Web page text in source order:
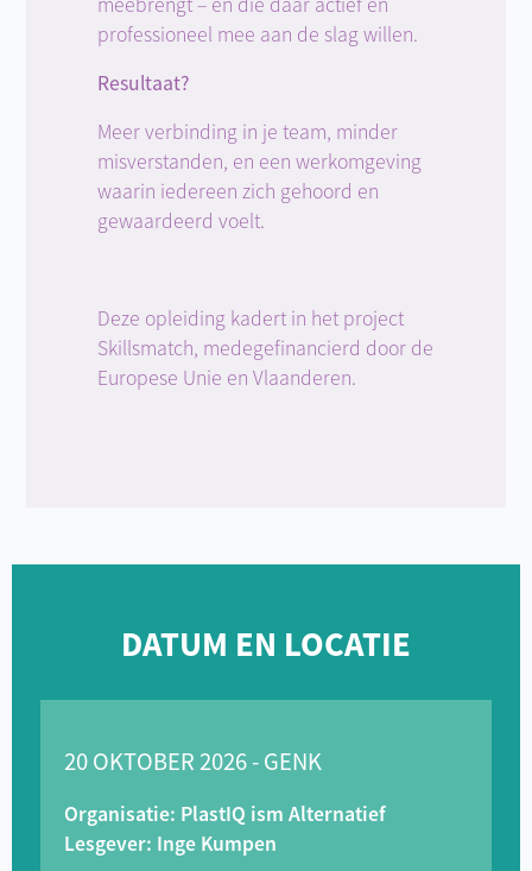
professioneel mee aan de slag willen.
Resultaat?
Meer verbinding in je team, minder
misverstanden, en een werkomgeving
waarin iedereen zich gehoord en
gewaardeerd voelt.
Deze opleiding kadert in het project
Skillsmatch, medegefinancierd door de
Europese Unie en Vlaanderen.
DATUM EN LOCATIE
20 OKTOBER 2026 - GENK
Organisatie: PlastIQ ism Alternatief
Lesgever: Inge Kumpen